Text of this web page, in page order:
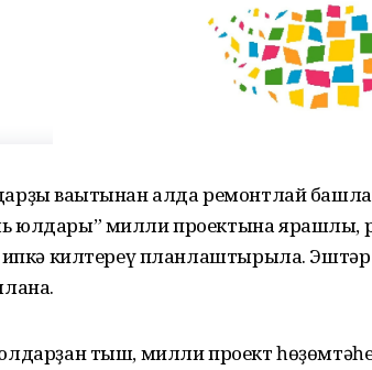
ваҡытынан алда ремонтлай
юлдары” милли проектына ярашлы,
ипкә килтереү планлаштырыла. Эштәр
тыш, милли проект